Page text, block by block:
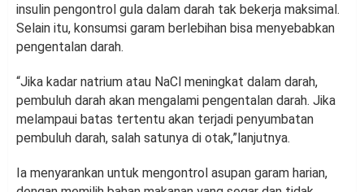
insulin pengontrol gula dalam darah tak bekerja maksimal.
Selain itu, konsumsi garam berlebihan bisa menyebabkan
pengentalan darah.
“Jika kadar natrium atau NaCl meningkat dalam darah,
pembuluh darah akan mengalami pengentalan darah. Jika
melampaui batas tertentu akan terjadi penyumbatan
pembuluh darah, salah satunya di otak,”lanjutnya.
Ia menyarankan untuk mengontrol asupan garam harian,